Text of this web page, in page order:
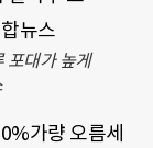
포대가 높게
가량 오름세